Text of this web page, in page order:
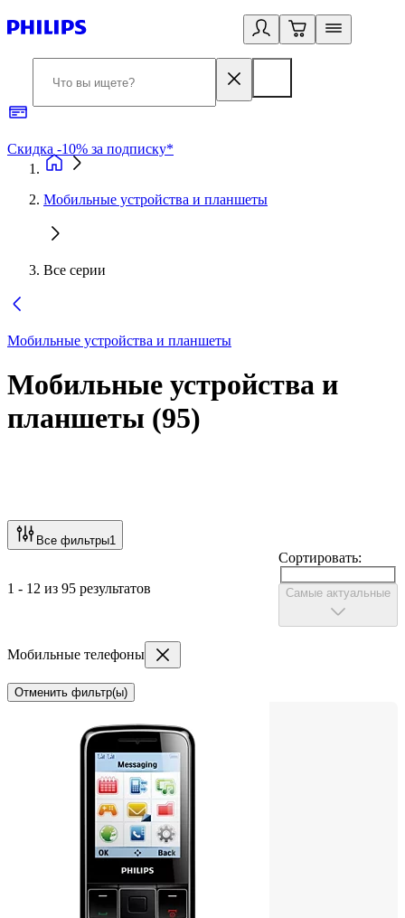
Скидка -10% за подписку*
Мобильные устройства и планшеты
Все серии
Мобильные устройства и планшеты
Мобильные устройства и
планшеты (95)
Все фильтры1
1 - 12 из 95 результатов
Сортировать:
Самые актуальные
Мобильные телефоны
Отменить фильтр(ы)